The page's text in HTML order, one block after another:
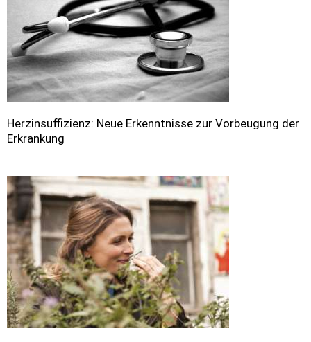
Herzinsuffizienz: Neue Erkenntnisse zur Vorbeugung der
Erkrankung